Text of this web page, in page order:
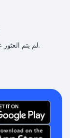
لم يتم العثور على مقالات مطابقة للبحث الذي تم تحديده.